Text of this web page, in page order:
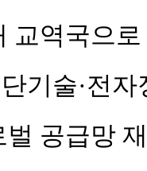
교역국으
기술·전
공급망